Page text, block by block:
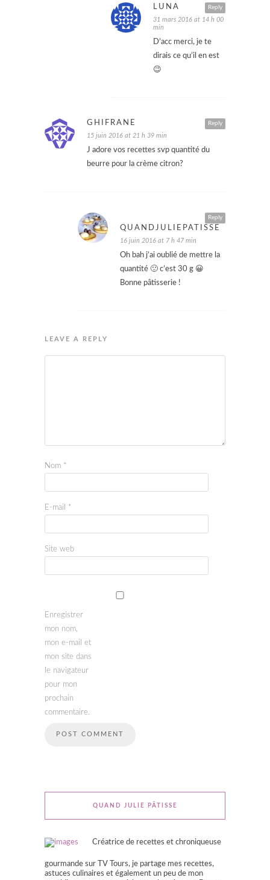
Reply
LUNA
31 mars 2016 at 14 h 00
min
D’acc merci, je te
dirais ce qu’il en est
😉
Reply
GHIFRANE
15 juin 2016 at 21 h 39 min
J adore vos recettes svp quantité du
beurre pour la crème citron?
Reply
QUANDJULIEPATISSE
16 juin 2016 at 7 h 47 min
Oh bah j’ai oublié de mettre la
quantité 🙂 c’est 30 g 😀
Bonne pâtisserie !
LEAVE A REPLY
Nom *
E-mail *
Site web
Enregistrer
mon nom,
mon e-mail et
mon site dans
le navigateur
pour mon
prochain
commentaire.
QUAND JULIE PÂTISSE
Créatrice de recettes et chroniqueuse
gourmande sur TV Tours, je partage mes recettes,
astuces culinaires et également un peu de mon